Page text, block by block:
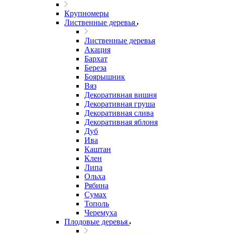
Крупномеры
Лиственные деревья
Лиственные деревья
Акация
Бархат
Береза
Боярышник
Вяз
Декоративная вишня
Декоративная груша
Декоративная слива
Декоративная яблоня
Дуб
Ива
Каштан
Клен
Липа
Ольха
Рябина
Сумах
Тополь
Черемуха
Плодовые деревья